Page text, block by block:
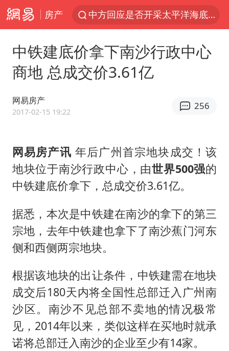
房产
中方回应是否开采太平洋海底稀土资源
外交部发言人就广岛核爆81周年等答记者问
我国编制完成新版全月地质图
郑国霖回应去景区上班被保安拦下
感觉全东北都在等7号
扎哈罗娃批广岛市长不提美国原子弹
多地要求领导干部带头休假
女子利用漏洞0元薅走3000多件家电
首次证实！“胶球”存在
村民谈“梅姨”：叫的其实是“媒姨”
关之琳否认与27岁模特的恋情
奋进开新局 实干挑大梁
中铁建底价拿下南沙行政中心
商地 总成交价3.61亿
网易房产
2017-02-15 19:22
256
网易房产讯 年后广州首宗地块成交！该
地块位于南沙行政中心，由世界500强的
中铁建底价拿下，总成交价3.61亿。
据悉，本次是中铁建在南沙的拿下的第三
宗地，去年中铁建也拿下了南沙蕉门河东
侧和西侧两宗地块。
根据该地块的出让条件，中铁建需在地块
成交后180天内将全国性总部迁入广州南
沙区。南沙不见总部不卖地的情况极常
见，2014年以来，类似这样在买地时就承
诺将总部迁入南沙的企业至少有14家。